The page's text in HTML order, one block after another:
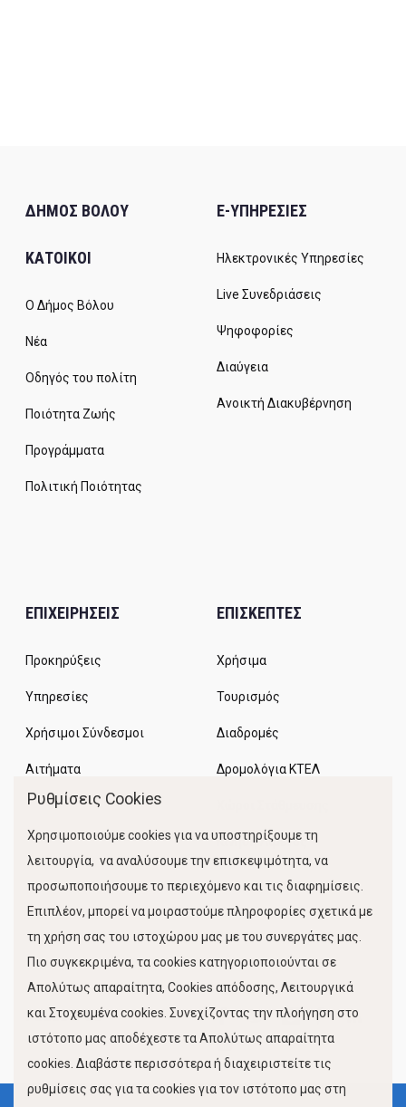
ΔΗΜΟΣ ΒΟΛΟΥ
ΚΑΤΟΙΚΟΙ
Ο Δήμος Βόλου
Νέα
Οδηγός του πολίτη
Ποιότητα Ζωής
Προγράμματα
Πολιτική Ποιότητας
E-ΥΠΗΡΕΣΙΕΣ
Ηλεκτρονικές Υπηρεσίες
Live Συνεδριάσεις
Ψηφοφορίες
Διαύγεια
Ανοικτή Διακυβέρνηση
ΕΠΙΧΕΙΡΗΣΕΙΣ
Προκηρύξεις
Υπηρεσίες
Χρήσιμοι Σύνδεσμοι
Αιτήματα
ΕΠΙΣΚΕΠΤΕΣ
Χρήσιμα
Τουρισμός
Διαδρομές
Δρομολόγια ΚΤΕΛ
Κίνηση Λιμένος
FOLLOW US
Ρυθμίσεις Cookies
Χρησιμοποιούμε cookies για να υποστηρίξουμε τη
λειτουργία, να αναλύσουμε την επισκεψιμότητα, να
προσωποποιήσουμε το περιεχόμενο και τις διαφημίσεις.
Επιπλέον, μπορεί να μοιραστούμε πληροφορίες σχετικά με
τη χρήση σας του ιστοχώρου μας με του συνεργάτες μας.
Πιο συγκεκριμένα, τα cookies κατηγοριοποιούνται σε
Απολύτως απαραίτητα, Cookies απόδοσης, Λειτουργικά
και Στοχευμένα cookies. Συνεχίζοντας την πλοήγηση στο
ιστότοπο μας αποδέχεστε τα Απολύτως απαραίτητα
cookies. Διαβάστε περισσότερα ή διαχειριστείτε τις
ρυθμίσεις σας για τα cookies για τον ιστότοπο μας στη